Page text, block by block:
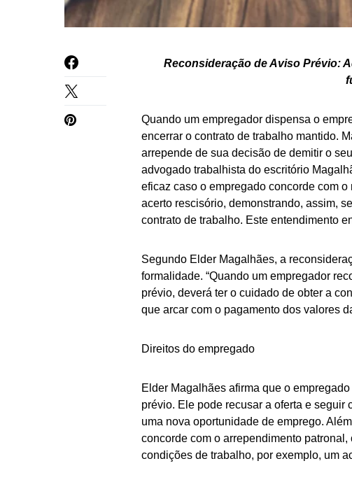
Reconsideração de Aviso Prévio:
Quando um empregador dispensa o
encerrar o contrato de trabalho mantido.
arrepende de sua decisão de demitir o
advogado trabalhista do escritório
eficaz caso o empregado concorde com
acerto rescisório, demonstrando, assim,
contrato de trabalho. Este entendimento
Segundo Elder Magalhães, a
formalidade. “Quando um empregador
prévio, deverá ter o cuidado de obter a
que arcar com o pagamento dos valores
Direitos do empregado
Elder Magalhães afirma que o
prévio. Ele pode recusar a oferta e
uma nova oportunidade de emprego.
concorde com o arrependimento
condições de trabalho, por exemplo, um